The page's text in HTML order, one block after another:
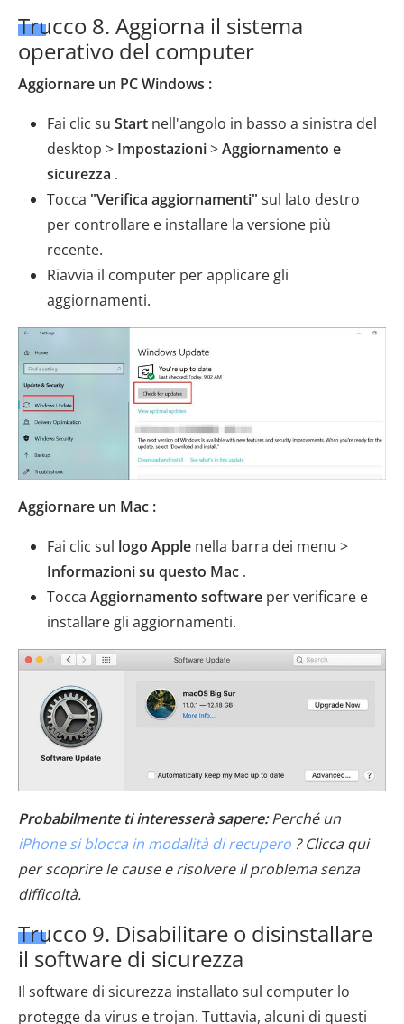
Trucco 8. Aggiorna il sistema
operativo del computer
Aggiornare un PC Windows :
Fai clic su Start nell'angolo in basso a sinistra del
desktop > Impostazioni>Aggiornamento e
sicurezza .
Tocca "Verifica aggiornamenti" sul lato destro
per controllare e installare la versione più
recente.
Riavvia il computer per applicare gli
aggiornamenti.
Aggiornare un Mac :
Fai clic sul logo Apple nella barra dei menu >
Informazioni su questo Mac .
Tocca Aggiornamento software per verificare e
installare gli aggiornamenti.
Probabilmente ti interesserà sapere:Perché un
iPhone si blocca in modalità di recupero ? Clicca qui
per scoprire le cause e risolvere il problema senza
difficoltà.
Trucco 9. Disabilitare o disinstallare
il software di sicurezza
Il software di sicurezza installato sul computer lo
protegge da virus e trojan. Tuttavia, alcuni di questi